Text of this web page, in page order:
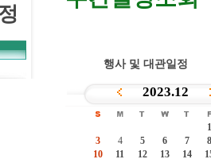
행사 및 대관일정